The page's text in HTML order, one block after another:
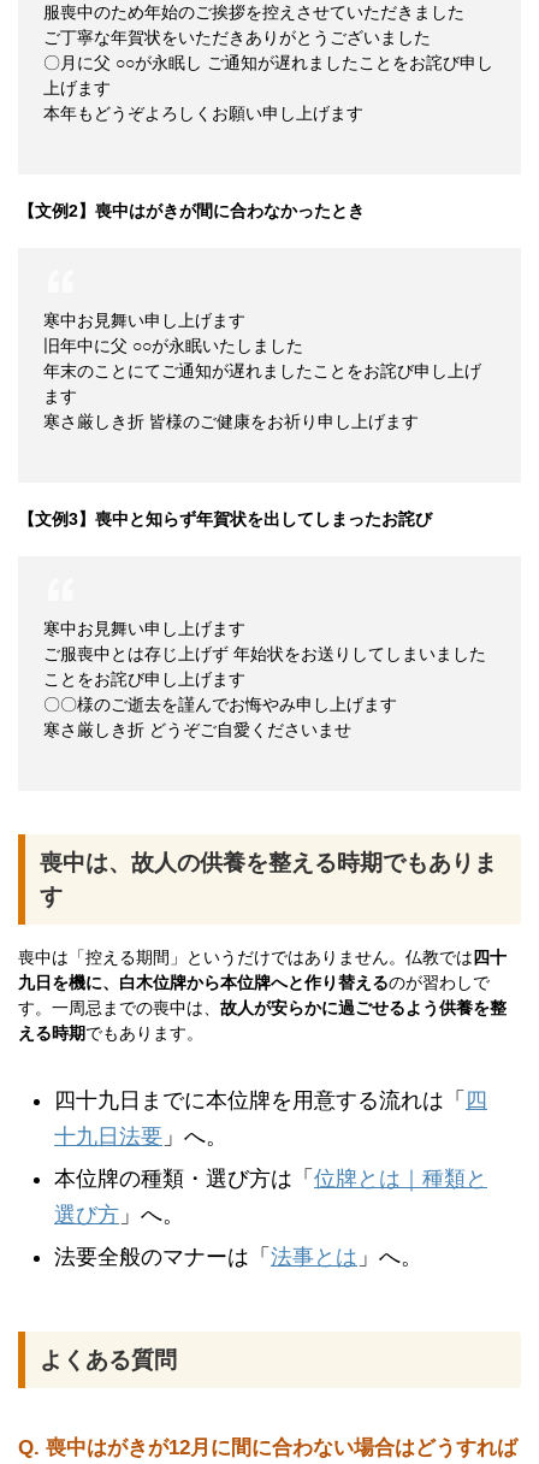
服喪中のため年始のご挨拶を控えさせていただきました
ご丁寧な年賀状をいただきありがとうございました
〇月に父 ○○が永眠し ご通知が遅れましたことをお詫び申し
上げます
本年もどうぞよろしくお願い申し上げます
【文例2】喪中はがきが間に合わなかったとき
寒中お見舞い申し上げます
旧年中に父 ○○が永眠いたしました
年末のことにてご通知が遅れましたことをお詫び申し上げ
ます
寒さ厳しき折 皆様のご健康をお祈り申し上げます
【文例3】喪中と知らず年賀状を出してしまったお詫び
寒中お見舞い申し上げます
ご服喪中とは存じ上げず 年始状をお送りしてしまいました
ことをお詫び申し上げます
〇〇様のご逝去を謹んでお悔やみ申し上げます
寒さ厳しき折 どうぞご自愛くださいませ
喪中は、故人の供養を整える時期でもありま
す
喪中は「控える期間」というだけではありません。仏教では 四十
九日を機に、白木位牌から本位牌へと作り替えるのが習わしで
す。一周忌までの喪中は、 故人が安らかに過ごせるよう供養を整
える時期でもあります。
四十九日までに本位牌を用意する流れは「 四
十九日法要 」へ。
本位牌の種類・選び方は「 位牌とは｜種類と
選び方 」へ。
法要全般のマナーは「 法事とは 」へ。
よくある質問
Q. 喪中はがきが12月に間に合わない場合はどうすれば